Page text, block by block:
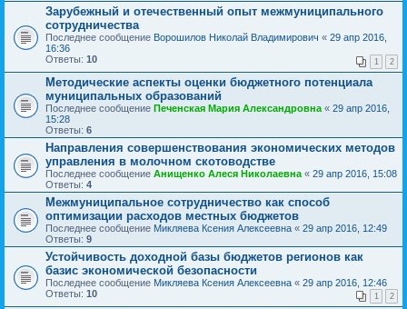
Зарубежный и отечественный опыт межмуниципального
сотрудничества
Последнее сообщение Ворошилов Николай Владимирович « 29 апр 2016,
16:36
Ответы: 10 1 2
Методические аспекты оценки бюджетного потенциала
муниципальных образований
Последнее сообщение Печенская Мария Александровна « 29 апр 2016,
15:28
Ответы: 6
Направления совершенствования экономических методов
управления в молочном скотоводстве
Последнее сообщение Анищенко Алеся Николаевна « 29 апр 2016, 15:08
Ответы: 4
Межмуниципальное сотрудничество как способ
оптимизации расходов местных бюджетов
Последнее сообщение Микляева Ксения Алексеевна « 29 апр 2016, 12:49
Ответы: 9
Устойчивость доходной базы бюджетов регионов как
базис экономической безопасности
Последнее сообщение Микляева Ксения Алексеевна « 29 апр 2016, 12:46
Ответы: 10 1 2